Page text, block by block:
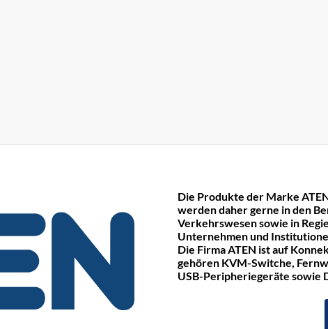
Die Produkte der Marke
werden daher gerne in den
Verkehrswesen sowie in
Unternehmen und
Die Firma ATEN ist auf
gehören KVM-Switche,
USB-Peripheriegeräte sowie